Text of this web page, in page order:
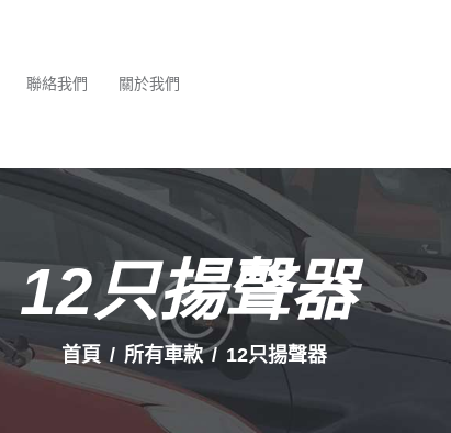
聯絡我們 關於我們
12只揚聲器
首頁 所有車款 12只揚聲器
服務項目
聯絡我們
關於我們